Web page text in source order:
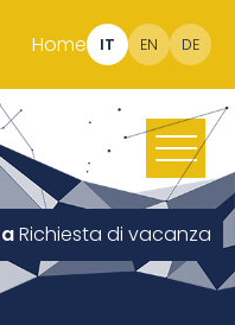
Home IT EN DE
Richiesta di vacanza